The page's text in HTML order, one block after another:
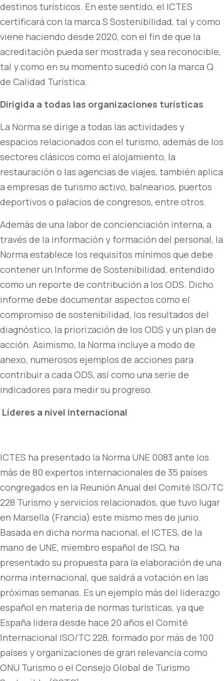
destinos turísticos. En este sentido, el ICTES
certificará con la marca S Sostenibilidad, tal y como
viene haciendo desde 2020, con el fin de que la
acreditación pueda ser mostrada y sea reconocible,
tal y como en su momento sucedió con la marca Q
de Calidad Turística.
Dirigida a todas las organizaciones turísticas
La Norma se dirige a todas las actividades y
espacios relacionados con el turismo, además de los
sectores clásicos como el alojamiento, la
restauración o las agencias de viajes, también aplica
a empresas de turismo activo, balnearios, puertos
deportivos o palacios de congresos, entre otros.
Además de una labor de concienciación interna, a
través de la información y formación del personal, la
Norma establece los requisitos mínimos que debe
contener un Informe de Sostenibilidad, entendido
como un reporte de contribución a los ODS. Dicho
informe debe documentar aspectos como el
compromiso de sostenibilidad, los resultados del
diagnóstico, la priorización de los ODS y un plan de
acción. Asimismo, la Norma incluye a modo de
anexo, numerosos ejemplos de acciones para
contribuir a cada ODS, así como una serie de
indicadores para medir su progreso.
Líderes a nivel internacional
ICTES ha presentado la Norma UNE 0083 ante los
más de 80 expertos internacionales de 35 países
congregados en la Reunión Anual del Comité ISO/TC
228 Turismo y servicios relacionados, que tuvo lugar
en Marsella (Francia) este mismo mes de junio.
Basada en dicha norma nacional, el ICTES, de la
mano de UNE, miembro español de ISO, ha
presentado su propuesta para la elaboración de una
norma internacional, que saldrá a votación en las
próximas semanas. Es un ejemplo más del liderazgo
español en materia de normas turísticas, ya que
España lidera desde hace 20 años el Comité
Internacional ISO/TC 228, formado por más de 100
países y organizaciones de gran relevancia como
ONU Turismo o el Consejo Global de Turismo